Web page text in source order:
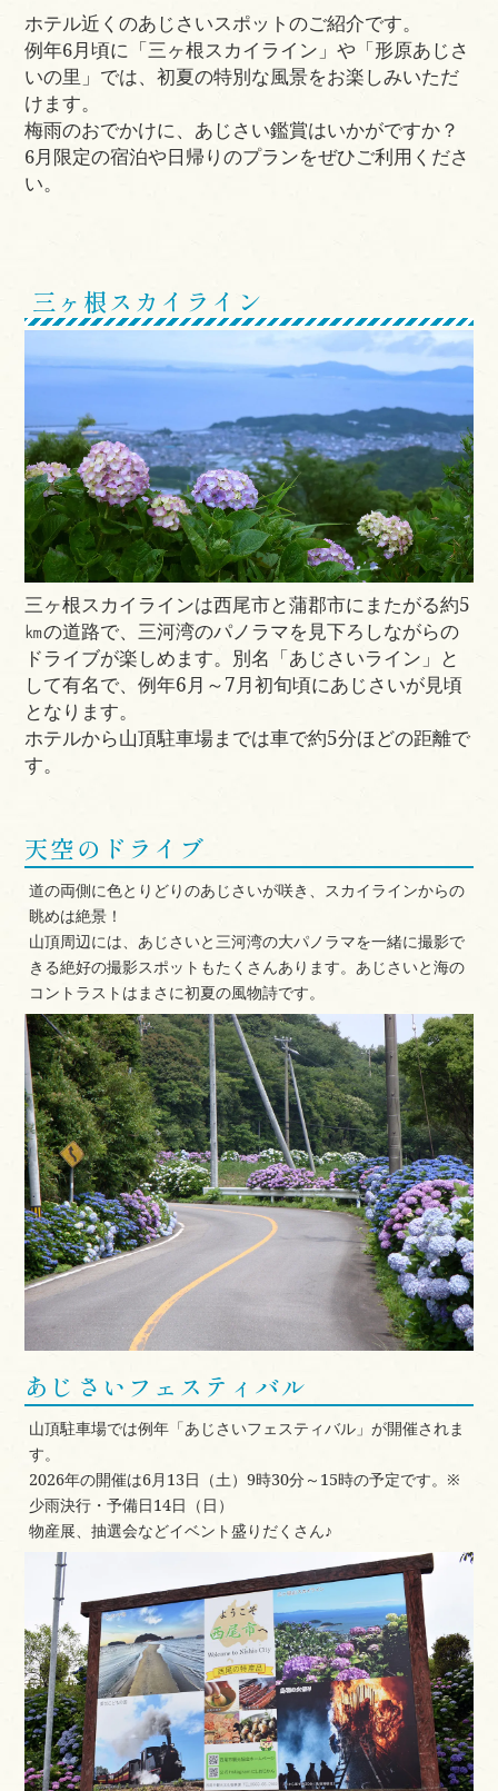
ホテル近くのあじさいスポットのご紹介です。
例年6月頃に「三ヶ根スカイライン」や「形原あじさ
いの里」では、初夏の特別な風景をお楽しみいただ
けます。
梅雨のおでかけに、あじさい鑑賞はいかがですか？
6月限定の宿泊や日帰りのプランをぜひご利用くださ
い。
三ヶ根スカイライン
三ヶ根スカイラインは西尾市と蒲郡市にまたがる約5
㎞の道路で、三河湾のパノラマを見下ろしながらの
ドライブが楽しめます。別名「あじさいライン」と
して有名で、例年6月～7月初旬頃にあじさいが見頃
となります。
ホテルから山頂駐車場までは車で約5分ほどの距離で
す。
天空のドライブ
道の両側に色とりどりのあじさいが咲き、スカイラインからの
眺めは絶景！
山頂周辺には、あじさいと三河湾の大パノラマを一緒に撮影で
きる絶好の撮影スポットもたくさんあります。あじさいと海の
コントラストはまさに初夏の風物詩です。
あじさいフェスティバル
山頂駐車場では例年「あじさいフェスティバル」が開催されま
す。
2026年の開催は6月13日（土）9時30分～15時の予定です。※
少雨決行・予備日14日（日）
物産展、抽選会などイベント盛りだくさん♪